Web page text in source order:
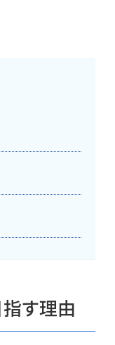
す理由